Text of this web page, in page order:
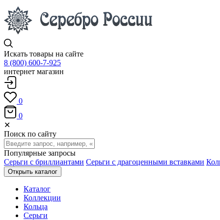
Искать товары на сайте
8 (800) 600-7-925
интернет магазин
0
0
✕
Поиск по сайту
Популярные запросы
Серьги с бриллиантами Серьги с драгоценными вставками
Открыть каталог
Каталог
Коллекции
Кольца
Серьги